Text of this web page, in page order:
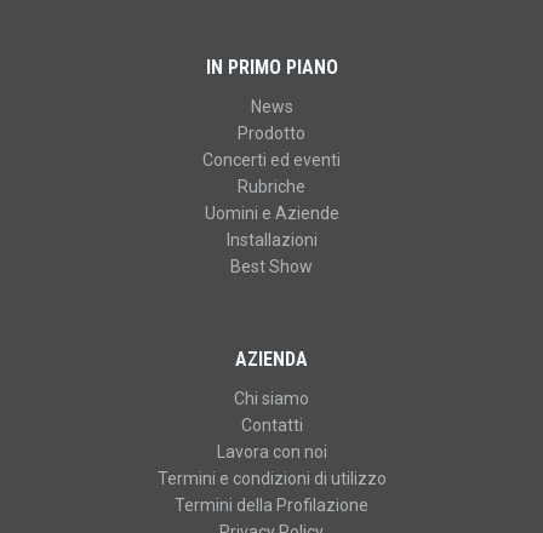
IN PRIMO PIANO
News
Prodotto
Concerti ed eventi
Rubriche
Uomini e Aziende
Installazioni
Best Show
AZIENDA
Chi siamo
Contatti
Lavora con noi
Termini e condizioni di utilizzo
Termini della Profilazione